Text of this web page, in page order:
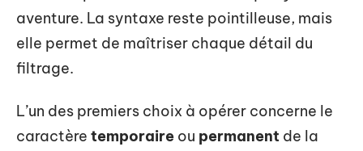
aventure. La syntaxe reste pointilleuse, mais
elle permet de maîtriser chaque détail du
filtrage.
L’un des premiers choix à opérer concerne le
caractère temporaire ou permanent de la